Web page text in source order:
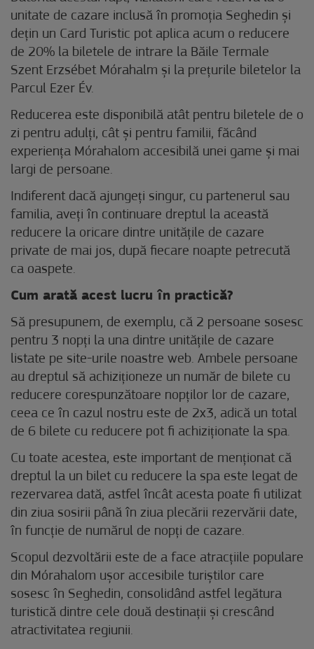
unitate de cazare inclusă în promoția Seghedin și
dețin un Card Turistic pot aplica acum o reducere
de 20% la biletele de intrare la Băile Termale
Szent Erzsébet Mórahalm și la prețurile biletelor la
Parcul Ezer Év.
Reducerea este disponibilă atât pentru biletele de o
zi pentru adulți, cât și pentru familii, făcând
experiența Mórahalom accesibilă unei game și mai
largi de persoane.
Indiferent dacă ajungeți singur, cu partenerul sau
familia, aveți în continuare dreptul la această
reducere la oricare dintre unitățile de cazare
private de mai jos, după fiecare noapte petrecută
ca oaspete.
Cum arată acest lucru în practică?
Să presupunem, de exemplu, că 2 persoane sosesc
pentru 3 nopți la una dintre unitățile de cazare
listate pe site-urile noastre web. Ambele persoane
au dreptul să achiziționeze un număr de bilete cu
reducere corespunzătoare nopților lor de cazare,
ceea ce în cazul nostru este de 2x3, adică un total
de 6 bilete cu reducere pot fi achiziționate la spa.
Cu toate acestea, este important de menționat că
dreptul la un bilet cu reducere la spa este legat de
rezervarea dată, astfel încât acesta poate fi utilizat
din ziua sosirii până în ziua plecării rezervării date,
în funcție de numărul de nopți de cazare.
Scopul dezvoltării este de a face atracțiile populare
din Mórahalom ușor accesibile turiștilor care
sosesc în Seghedin, consolidând astfel legătura
turistică dintre cele două destinații și crescând
atractivitatea regiunii.